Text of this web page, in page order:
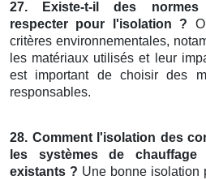
27. Existe-t-il des normes
respecter pour l'isolation ?
critères environnementales,
les matériaux utilisés et leur
est important de choisir des
responsables.
28. Comment l'isolation des
les systèmes de
existants ? Une bonne isolation